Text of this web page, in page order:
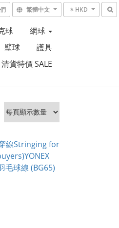
繁體中文 $ HKD
球
網球
壁球
護具
清貨特價 SALE